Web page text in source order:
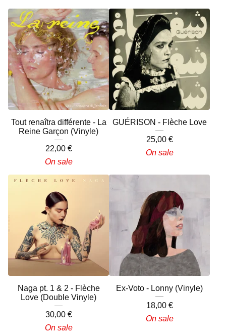
Tout renaîtra différente - La
Reine Garçon (Vinyle)
22,00 €
On sale
GUÉRISON - Flèche Love
25,00 €
On sale
Naga pt. 1 & 2 - Flèche
Love (Double Vinyle)
30,00 €
On sale
Ex-Voto - Lonny (Vinyle)
18,00 €
On sale